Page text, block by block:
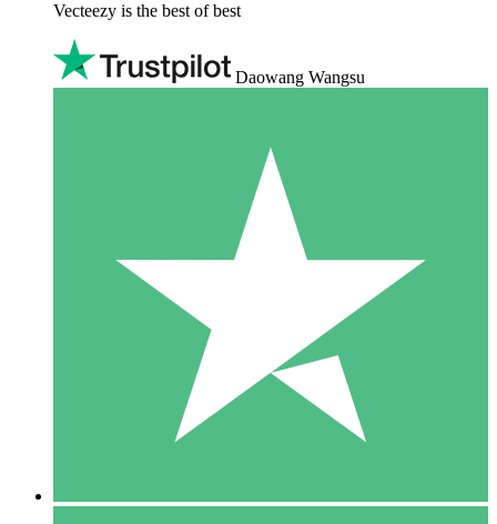
Vecteezy is the best of best
Daowang Wangsu